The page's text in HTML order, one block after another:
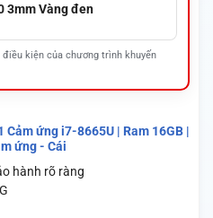
3mm Vàng đen
kiện của chương trình khuyến
ứng i7-8665U | Ram 16GB |
ứng - Cái
hành rõ ràng